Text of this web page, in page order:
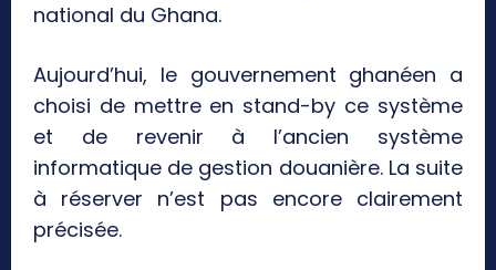
national du Ghana.
Aujourd’hui, le gouvernement ghanéen a
choisi de mettre en stand-by ce système
et de revenir à l’ancien système
informatique de gestion douanière. La suite
à réserver n’est pas encore clairement
précisée.